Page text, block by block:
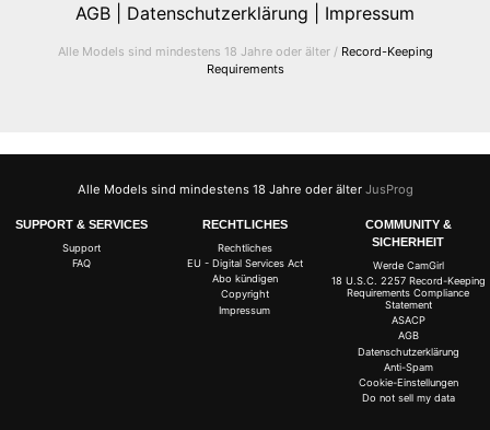
AGB | Datenschutzerklärung | Impressum
Alle Models sind mindestens 18 Jahre oder älter / Record-Keeping
Requirements
Alle Models sind mindestens 18 Jahre oder älter JusProg
SUPPORT & SERVICES
Support
FAQ
RECHTLICHES
Rechtliches
EU - Digital Services Act
Abo kündigen
Copyright
Impressum
COMMUNITY &
SICHERHEIT
Werde CamGirl
18 U.S.C. 2257 Record-Keeping
Requirements Compliance
Statement
ASACP
AGB
Datenschutzerklärung
Anti-Spam
Cookie-Einstellungen
Do not sell my data